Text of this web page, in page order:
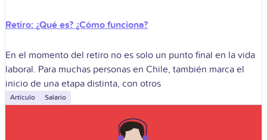
Retiro: ¿Qué es? ¿Cómo funciona?
En el momento del retiro no es solo un punto final en la vida
laboral. Para muchas personas en Chile, también marca el
inicio de una etapa distinta, con otros
Artículo Salario